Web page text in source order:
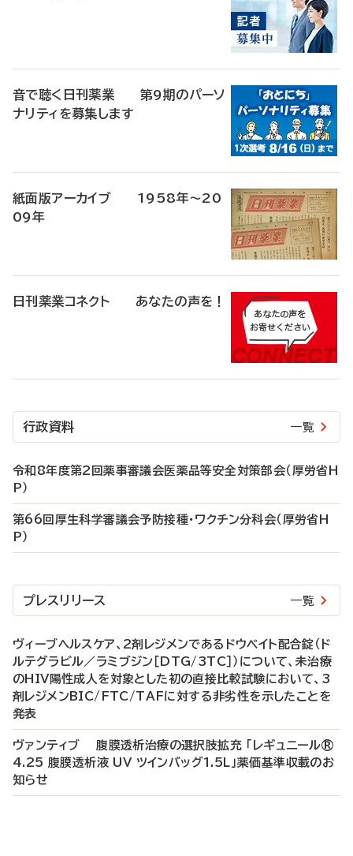
音で聴く日刊薬業 第9期のパーソ
ナリティを募集します
紙面版アーカイブ 1958年～20
09年
日刊薬業コネクト あなたの声を！
行政資料 一覧
令和8年度第2回薬事審議会医薬品等安全対策部会（厚労省H
P）
第66回厚生科学審議会予防接種・ワクチン分科会（厚労省H
P）
プレスリリース 一覧
ヴィーブヘルスケア、2剤レジメンであるドウベイト配合錠（ド
ルテグラビル／ラミブジン［DTG/3TC］）について、未治療
のHIV陽性成人を対象とした初の直接比較試験において、3
剤レジメンBIC/FTC/TAFに対する非劣性を示したことを
発表
ヴァンティブ 腹膜透析治療の選択肢拡充 「レギュニール®
4.25 腹膜透析液 UV ツインバッグ1.5L」薬価基準収載のお
知らせ